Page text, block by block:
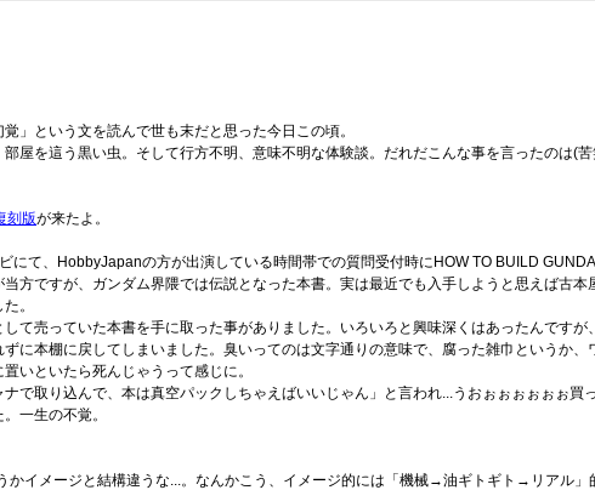
」という文を読んで世も末だと思った今日この頃。
屋を這う黒い虫。そして行方不明、意味不明な体験談。だれだこんな事を言ったのは(苦
刻版が来たよ。
にて、HobbyJapanの方が出演している時間帯での質問受付時にHOW TO BUILD
方ですが、ガンダム界隈では伝説となった本書。実は最近でも入手しようと思えば古本
。
て売っていた本書を手に取った事がありました。いろいろと興味深くはあったんですが
に本棚に戻してしまいました。臭いってのは文字通りの意味で、腐った雑巾というか、
いといたら死んじゃうって感じに。
で取り込んで、本は真空パックしちゃえばいいじゃん」と言われ...うおぉぉぉぉぉぉ買
一生の不覚。
かイメージと結構違うな...。なんかこう、イメージ的には「機械→油ギトギト→リアル